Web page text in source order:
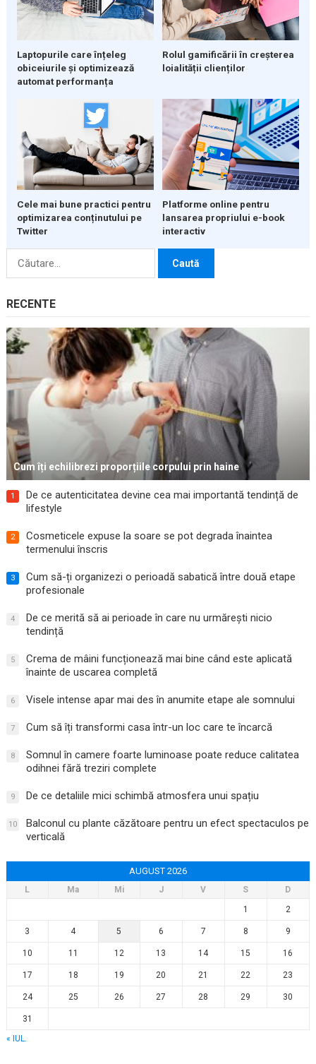
Laptopurile care înțeleg
obiceiurile și optimizează
automat performanța
Rolul gamificării în creșterea
loialității clienților
Cele mai bune practici pentru
optimizarea conținutului pe
Twitter
Platforme online pentru
lansarea propriului e-book
interactiv
Caută
RECENTE
Cum îți echilibrezi proporțiile corpului prin haine
1
De ce autenticitatea devine cea mai importantă tendință de
lifestyle
2
Cosmeticele expuse la soare se pot degrada înaintea
termenului înscris
3
Cum să-ți organizezi o perioadă sabatică între două etape
profesionale
4
De ce merită să ai perioade în care nu urmărești nicio
tendință
5
Crema de mâini funcționează mai bine când este aplicată
înainte de uscarea completă
6 Visele intense apar mai des în anumite etape ale somnului
7 Cum să îți transformi casa într-un loc care te încarcă
8
Somnul în camere foarte luminoase poate reduce calitatea
odihnei fără treziri complete
9 De ce detaliile mici schimbă atmosfera unui spațiu
10
Balconul cu plante căzătoare pentru un efect spectaculos pe
verticală
AUGUST 2026
L Ma Mi J V S
D
1
2
3 4 5 6 7 8 9
10 11 12 13 14 15 16
17 18 19 20 21 22 23
24 25 26 27 28 29 30
31
« IUL.